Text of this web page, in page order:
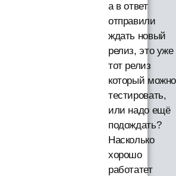
а в ответ
отправили
ждать новый
релиз, это уже
тот релиз
который можно
тестировать,
или надо ещё
подождать?
Насколько
хорошо
работатет